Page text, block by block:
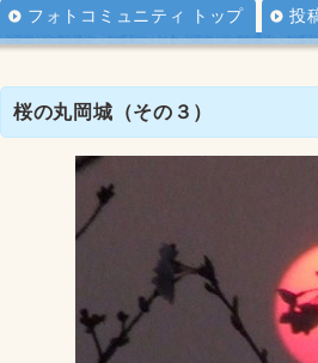
フォトコミュニティ トップ 投
桜の丸岡城（その３）